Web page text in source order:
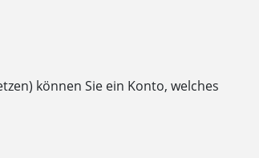
können Sie ein Konto, welches